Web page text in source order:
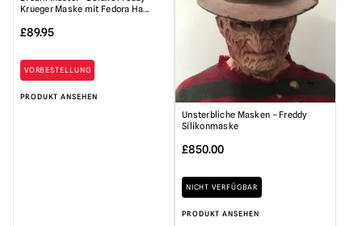
Krueger Maske mit Fedora Ha...
£89.95
VORBESTELLUNG
PRODUKT ANSEHEN
Unsterbliche Masken – Freddy
Silikonmaske
£850.00
NICHT VERFÜGBAR
PRODUKT ANSEHEN